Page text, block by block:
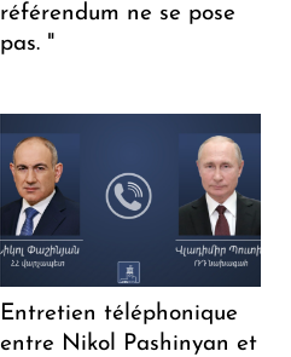
référendum ne se pose
pas. "
Entretien téléphonique
entre Nikol Pashinyan et